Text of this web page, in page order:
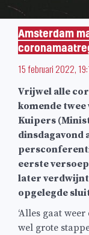
Amsterdam
15 februari 2022,
Vrijwel alle
komende twee
Kuipers
dinsdagavond
eerste
later verdwijnt
opgelegde
‘Alles gaat
wel grote